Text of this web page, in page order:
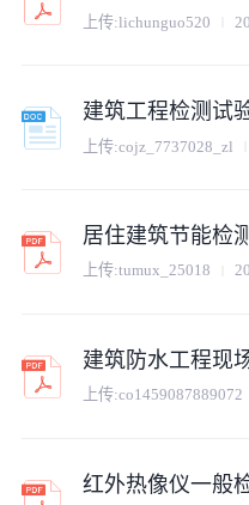
上传:lichunguo520
建筑工程检测试
上传:cojz_7737028_zl
居住建筑节能检
上传:tumux_25018
建筑防水工程现
上传:co1459087889072